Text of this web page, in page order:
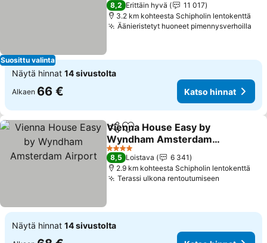
Suosittu valinta
8,2 Erittäin hyvä
11 017
3.2 km kohteesta Schipholin lentokenttä
Äänieristetyt huoneet pimennysverhoilla
Näytä hinnat 14 sivustolta
Alkaen 66 € Katso hinnat
Jaa Lisää suosikkeihin
Vienna House Easy by
Wyndham Amsterdam
Airport
Katso hinnat
4 Tähtiluokitus
8,5 Loistava
6 341
2.9 km kohteesta Schipholin lentokenttä
Terassi ulkona rentoutumiseen
Näytä hinnat 14 sivustolta